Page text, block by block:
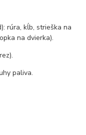
rúra, kĺb, strieška na
na dvierka).
paliva.